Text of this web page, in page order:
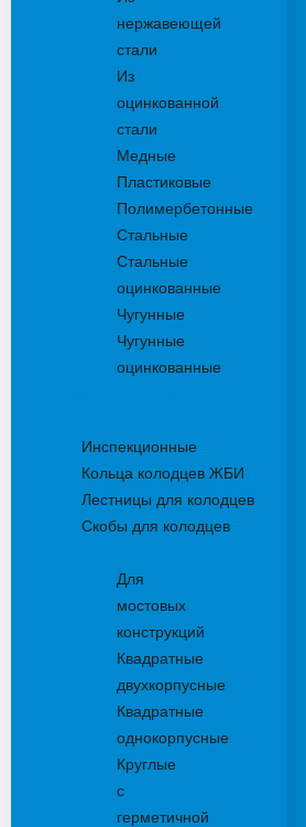
нержавеющей
стали
Из
оцинкованной
стали
Медные
Пластиковые
Полимербетонные
Стальные
Стальные
оцинкованные
Чугунные
Чугунные
оцинкованные
Инспекционные
Кольца колодцев ЖБИ
Лестницы для колодцев
Скобы для колодцев
Для
мостовых
конструкций
Квадратные
двухкорпусные
Квадратные
однокорпусные
Круглые
с
герметичной